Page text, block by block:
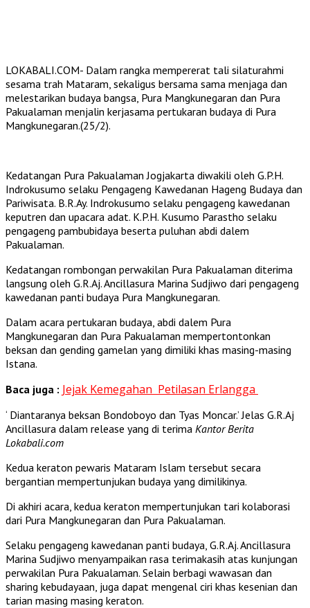
LOKABALI.COM- Dalam rangka mempererat tali silaturahmi
sesama trah Mataram, sekaligus bersama sama menjaga dan
melestarikan budaya bangsa, Pura Mangkunegaran dan Pura
Pakualaman menjalin kerjasama pertukaran budaya di Pura
Mangkunegaran.(25/2).
Kedatangan Pura Pakualaman Jogjakarta diwakili oleh G.P.H.
Indrokusumo selaku Pengageng Kawedanan Hageng Budaya dan
Pariwisata. B.R.Ay. Indrokusumo selaku pengageng kawedanan
keputren dan upacara adat. K.P.H. Kusumo Parastho selaku
pengageng pambubidaya beserta puluhan abdi dalem
Pakualaman.
Kedatangan rombongan perwakilan Pura Pakualaman diterima
langsung oleh G.R.Aj. Ancillasura Marina Sudjiwo dari pengageng
kawedanan panti budaya Pura Mangkunegaran.
Dalam acara pertukaran budaya, abdi dalem Pura
Mangkunegaran dan Pura Pakualaman mempertontonkan
beksan dan gending gamelan yang dimiliki khas masing-masing
Istana.
Baca juga : Jejak Kemegahan Petilasan Erlangga
‘ Diantaranya beksan Bondoboyo dan Tyas Moncar.’ Jelas G.R.Aj
Ancillasura dalam release yang di terima Kantor Berita
Lokabali.com
Kedua keraton pewaris Mataram Islam tersebut secara
bergantian mempertunjukan budaya yang dimilikinya.
Di akhiri acara, kedua keraton mempertunjukan tari kolaborasi
dari Pura Mangkunegaran dan Pura Pakualaman.
Selaku pengageng kawedanan panti budaya, G.R.Aj. Ancillasura
Marina Sudjiwo menyampaikan rasa terimakasih atas kunjungan
perwakilan Pura Pakualaman. Selain berbagi wawasan dan
sharing kebudayaan, juga dapat mengenal ciri khas kesenian dan
tarian masing masing keraton.